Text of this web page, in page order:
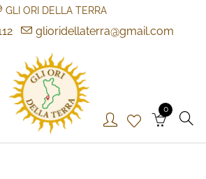
GLI ORI DELLA TERRA
glioridellaterra@gmail.com
Gli Ori della Terra
Gli Ori della Terra
0